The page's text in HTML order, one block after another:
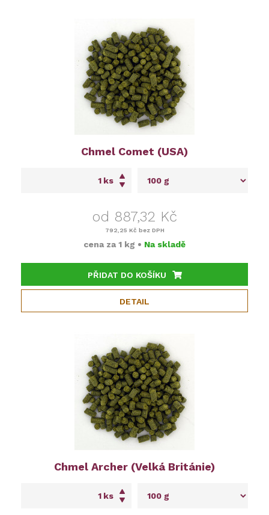
Chmel Comet (USA)
ks
od 887,32 Kč
792,25 Kč bez DPH
cena za 1 kg • Na skladě
PŘIDAT DO KOŠÍKU
DETAIL
Chmel Archer (Velká Británie)
ks